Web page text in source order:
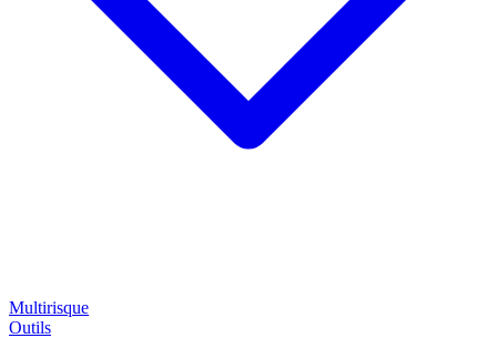
Multirisque
Outils